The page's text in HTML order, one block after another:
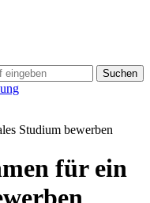
Suchen
Studium bewerben
für ein